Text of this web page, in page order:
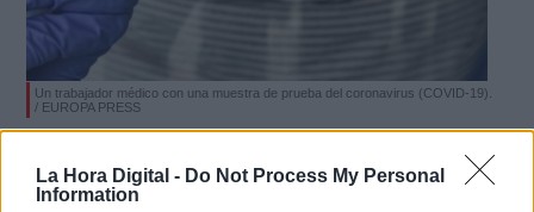
La Hora Digital - Do Not Process My Personal
Information
Un trabajador médico con una muestra de prueba del coronavirus (COVID-19).
/ EUROPA PRESS
corren riesgo de volver a contraer el